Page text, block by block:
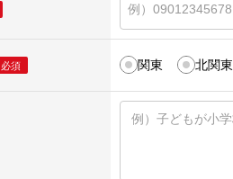
必須 関東 北関東